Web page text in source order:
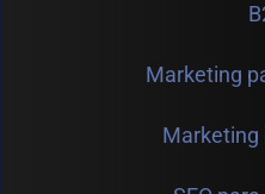
Marketing
Marketing